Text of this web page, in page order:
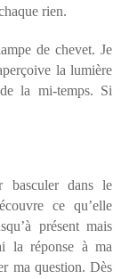
rien.
de chevet. Je
la lumière
la mi-temps. Si
basculer dans le
ce qu’elle
présent mais
la réponse à ma
ma question. Dès